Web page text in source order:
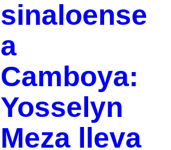
sinaloense
a
Camboya:
Yosselyn
Meza lleva